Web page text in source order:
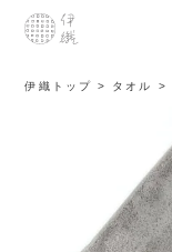
伊織トップ タオル